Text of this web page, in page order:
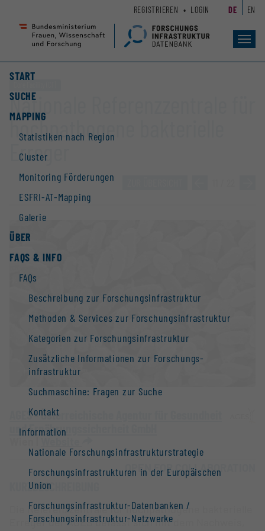
Seiteninhalt
Accesskey
Hauptnavigation
Accesskey
START
SUCHE
MAPPING
Statistiken nach Region
Cluster
Monitoring Förderungen
ESFRI-AT-Mapping
Galerie
ÜBER
FAQS & INFO
FAQs
Beschreibung zur Forschungs­infrastruktur
Methoden & Services zur Forschungs­infrastruktur
Kategorien zur Forschungs­infrastruktur
Zusätzliche Informationen zur Forschungs­
infrastruktur
Suchmaschine: Fragen zur Suche
Kontakt
Information
Nationale Forschungs­infrastruktur­strategie
Forschungs­infrastrukturen in der Europäischen
Union
Forschungs­infrastruktur-Datenbanken /
Forschungs­infrastruktur-Netzwerke
REGISTRIEREN LOGIN DE EN
Nationale Referenzzentrale für
hochpathogene bakterielle
Erreger
AGES - Österreichische Agentur für Gesundheit
und Ernährungssicherheit GmbH
OPEN FOR COLLABORATION
KURZBESCHREIBUNG
Die Referenzzentrale für hochpathogene bakterielle
Erreger der AGES befasst sich mit dem Nachweis,